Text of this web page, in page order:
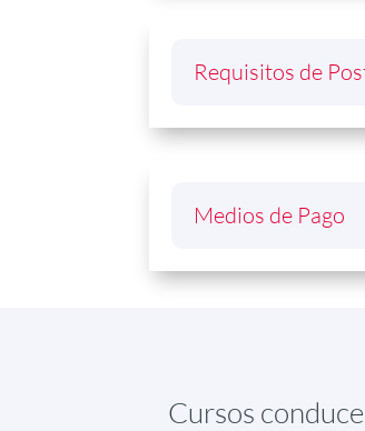
Requisitos de
Medios de Pago
Cursos